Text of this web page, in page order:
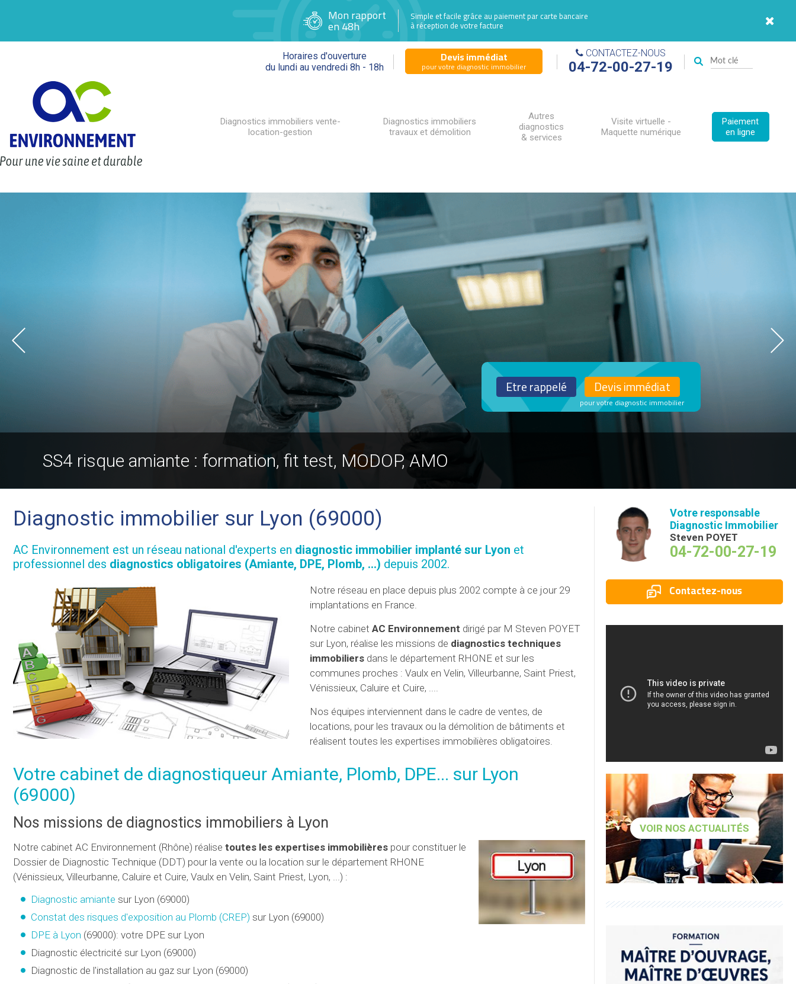
Mon rapport
en 48h
Simple et facile grâce au paiement par carte bancaire
à réception de votre facture
Horaires d'ouverture
du lundi au vendredi 8h - 18h
Devis immédiat
pour votre diagnostic immobilier
CONTACTEZ-NOUS
04-72-00-27-19
Diagnostics immobiliers vente-
location-gestion
Diagnostics immobiliers
travaux et démolition
Autres
diagnostics
& services
Visite virtuelle -
Maquette numérique
Paiement
en ligne
SS4 risque amiante : formation, fit test, MODOP, AMO
Etre rappelé Devis immédiat
Diagnostic immobilier sur Lyon (69000)
AC Environnement est un réseau national d'experts en diagnostic immobilier implanté sur Lyon et
professionnel des diagnostics obligatoires (Amiante, DPE, Plomb, ...) depuis 2002.
Notre réseau en place depuis plus 2002 compte à ce jour 29
implantations en France.
Notre cabinet AC Environnement dirigé par M Steven POYET
sur Lyon, réalise les missions de diagnostics techniques
immobiliersdans le département RHONE et sur les
communes proches : Vaulx en Velin, Villeurbanne, Saint Priest,
Vénissieux, Caluire et Cuire, ....
Nos équipes interviennent dans le cadre de ventes, de
locations, pour les travaux ou la démolition de bâtiments et
réalisent toutes les expertises immobilières obligatoires.
Votre cabinet de diagnostiqueur Amiante, Plomb, DPE... sur Lyon
(69000)
Nos missions de diagnostics immobiliers à Lyon
Notre cabinet AC Environnement (Rhône) réalise toutes les expertises immobilières pour constituer le
Dossier de Diagnostic Technique (DDT) pour la vente ou la location sur le département RHONE
(Vénissieux, Villeurbanne, Caluire et Cuire, Vaulx en Velin, Saint Priest, Lyon, ...) :
Diagnostic amiante sur Lyon (69000)
Constat des risques d'exposition au Plomb (CREP) sur Lyon (69000)
DPE à Lyon (69000): votre DPE sur Lyon
Diagnostic électricité sur Lyon (69000)
Diagnostic de l'installation au gaz sur Lyon (69000)
Votre responsable
Diagnostic Immobilier
Steven POYET
04-72-00-27-19
Contactez-nous
VOIR NOS ACTUALITÉS